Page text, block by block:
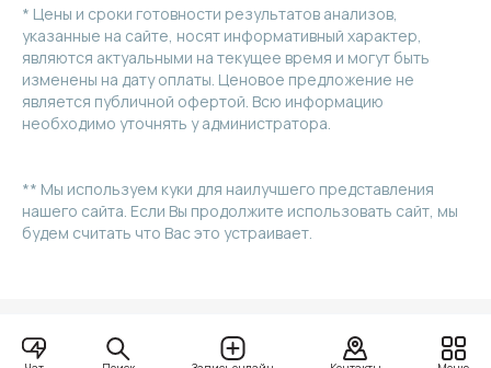
* Цены и сроки готовности результатов анализов,
указанные на сайте, носят информативный характер,
являются актуальными на текущее время и могут быть
изменены на дату оплаты. Ценовое предложение не
является публичной офертой. Всю информацию
необходимо уточнять у администратора.
** Мы используем куки для наилучшего представления
нашего сайта. Если Вы продолжите использовать сайт, мы
будем считать что Вас это устраивает.